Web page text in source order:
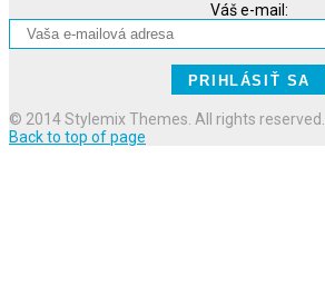
Váš e-mail:
© 2014 Stylemix Themes. All rights reserved.
Back to top of page